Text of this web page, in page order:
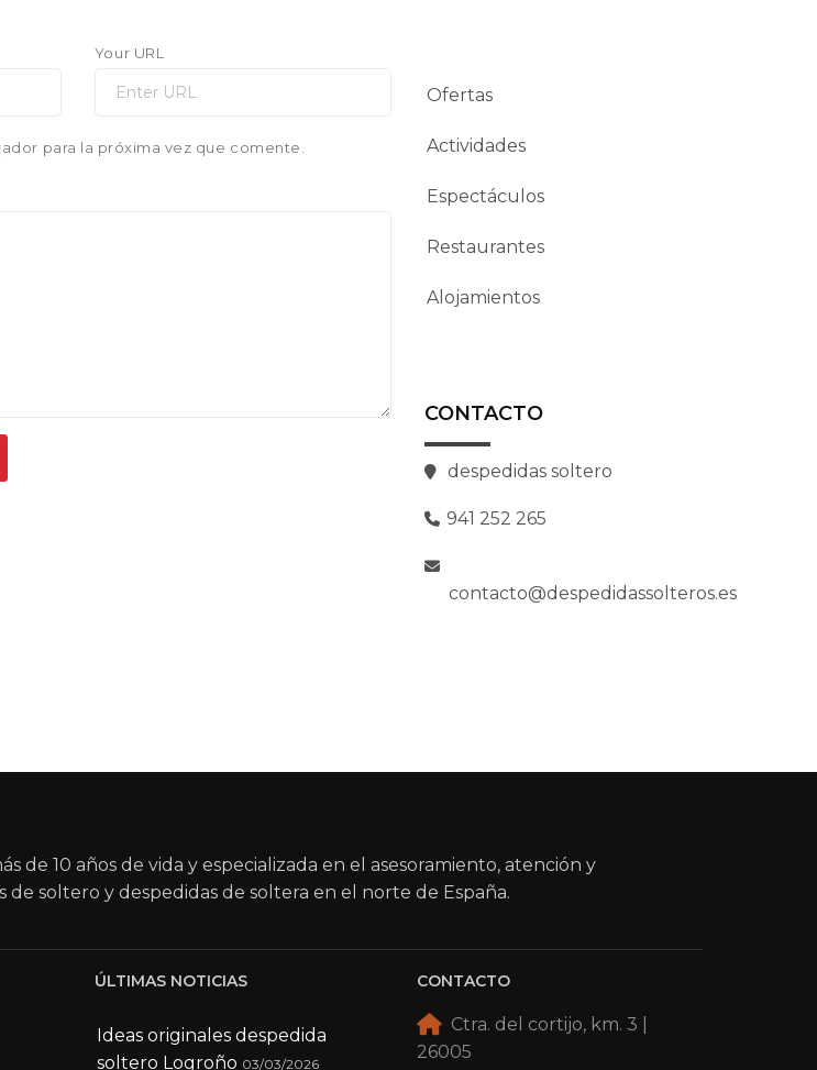
Your URL
para la próxima vez que comente.
Ofertas
Actividades
Espectáculos
Restaurantes
Alojamientos
CONTACTO
despedidas soltero
941 252 265
contacto@despedidassolteros.es
de 10 años de vida y especializada en el asesoramiento, atención y
de soltero y despedidas de soltera en el norte de España.
ÚLTIMAS NOTICIAS
Ideas originales despedida
soltero Logroño 03/03/2026
CONTACTO
Ctra. del cortijo, km. 3 |
26005